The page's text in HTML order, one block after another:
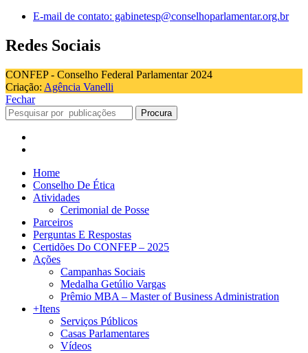
E-mail de contato: gabinetesp@conselhoparlamentar.org.br
Redes Sociais
CONFEP - Conselho Federal Parlamentar 2024
Criação: Agência Vanelli
Fechar
Procura
Home
Conselho De Ética
Atividades
Cerimonial de Posse
Parceiros
Perguntas E Respostas
Certidões Do CONFEP – 2025
Ações
Campanhas Sociais
Medalha Getúlio Vargas
Prêmio MBA – Master of Business Administration
+Itens
Serviços Públicos
Casas Parlamentares
Vídeos